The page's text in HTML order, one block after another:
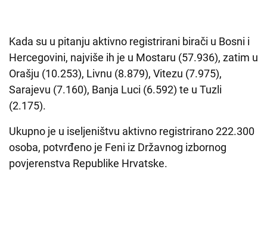
Kada su u pitanju aktivno registrirani birači u Bosni i
Hercegovini, najviše ih je u Mostaru (57.936), zatim u
Orašju (10.253), Livnu (8.879), Vitezu (7.975),
Sarajevu (7.160), Banja Luci (6.592) te u Tuzli
(2.175).
Ukupno je u iseljeništvu aktivno registrirano 222.300
osoba, potvrđeno je Feni iz Državnog izbornog
povjerenstva Republike Hrvatske.